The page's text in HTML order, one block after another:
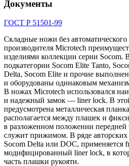
Документы
ГОСТ Р 51501-99
Складные ножи без
производителя Microtech
изделиями коллекции серии Socom.
подкатегории Socom Elite Tanto,
Delta, Socom Elite и прочие
и оборудованы одинаковым
В ножах Microtech использовался
и надежный замок — liner lock. В
предусмотрена металлическая
располагается между плашек и
в разложенном положении
служит прижимом. В ряде авторских
Socom Delta или DOC, применяется
модифицированный liner lock, в
часть плашки рукояти.